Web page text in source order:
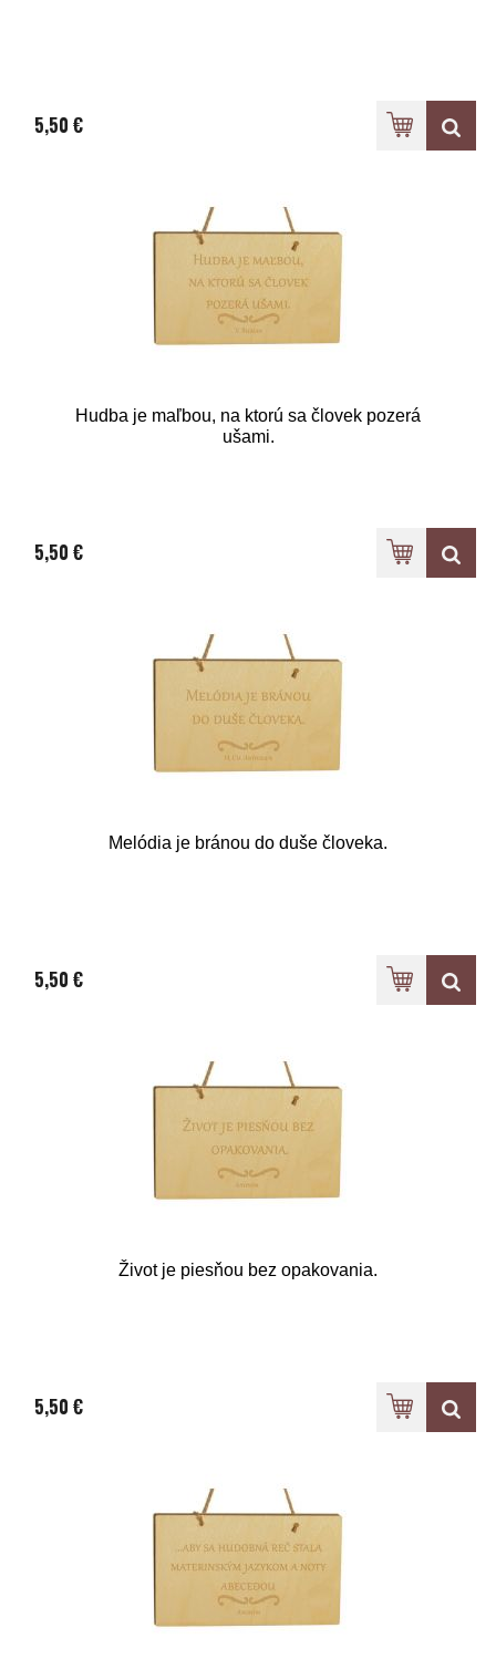
5,50 €
Hudba je maľbou, na ktorú sa človek pozerá
ušami.
5,50 €
Melódia je bránou do duše človeka.
5,50 €
Život je piesňou bez opakovania.
5,50 €